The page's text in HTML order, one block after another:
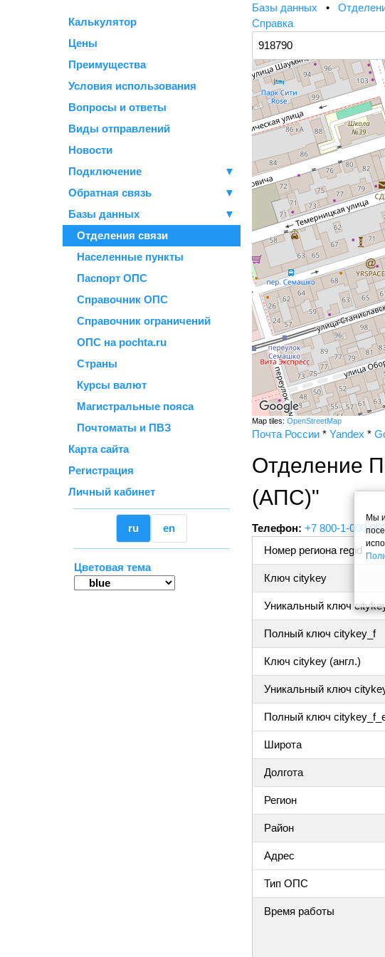
Калькулятор
Цены
Преимущества
Условия использования
Вопросы и ответы
Виды отправлений
Новости
Подключение
▼
Обратная связь
▼
Базы данных
▼
Отделения связи
Населенные пункты
Паспорт ОПС
Справочник ОПС
Справочник ограничений
ОПС на pochta.ru
Страны
Курсы валют
Магистральные пояса
Почтоматы и ПВЗ
Карта сайта
Регистрация
Личный кабинет
ru en
Цветовая тема
Базы данных •
Справка
Map tiles: OpenStreetMap
Почта России * Yandex *
Отделение
(АПС)"
Телефон: +7 800-1-000-
Номер региона regid
Ключ citykey
Уникальный ключ
Полный ключ citykey_f
Ключ citykey (англ.)
Уникальный ключ
Полный ключ
Широта
Долгота
Регион
Район
Адрес
Тип ОПС
Время работы
Мы